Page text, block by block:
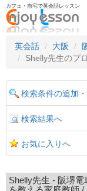
カフェ・自宅で英会話レッスン
英会話
大阪
Shelly先生のプ
検索条件の追加
検索結果へ
お気に入りへ
Shelly先生 - 阪堺